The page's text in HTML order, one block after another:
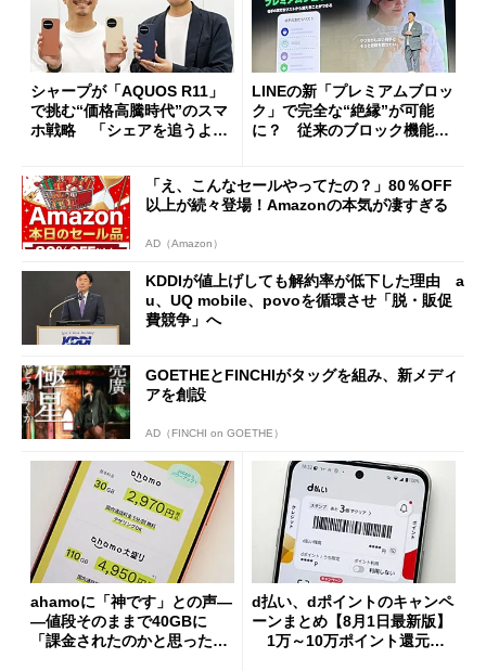
シャープが「AQUOS R11」
で挑む“価格高騰時代”のスマ
ホ戦略 「シェアを追うより
LINEの新「プレミアムブロッ
ク」で完全な“絶縁”が可能
に？ 従来のブロック機能と
「え、こんなセールやってたの？」80％OFF
以上が続々登場！Amazonの本気が凄すぎる
AD（Amazon）
KDDIが値上げしても解約率が低下した理由 a
u、UQ mobile、povoを循環させ「脱・販促
費競争」へ
GOETHEとFINCHIがタッグを組み、新メディ
アを創設
AD（FINCHI on GOETHE）
ahamoに「神です」との声―
―値段そのままで40GBに
「課金されたのかと思った」
d払い、dポイントのキャンペ
ーンまとめ【8月1日最新版】
1万～10万ポイント還元の